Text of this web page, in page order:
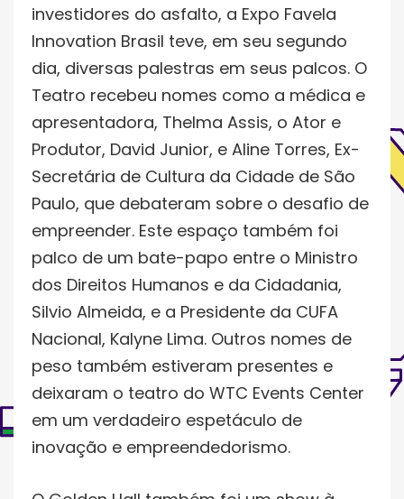
investidores do asfalto, a Expo Favela
Innovation Brasil teve, em seu segundo
dia, diversas palestras em seus palcos. O
Teatro recebeu nomes como a médica e
apresentadora, Thelma Assis, o Ator e
Produtor, David Junior, e Aline Torres, Ex-
Secretária de Cultura da Cidade de São
Paulo, que debateram sobre o desafio de
empreender. Este espaço também foi
palco de um bate-papo entre o Ministro
dos Direitos Humanos e da Cidadania,
Silvio Almeida, e a Presidente da CUFA
Nacional, Kalyne Lima. Outros nomes de
peso também estiveram presentes e
deixaram o teatro do WTC Events Center
em um verdadeiro espetáculo de
inovação e empreendedorismo.